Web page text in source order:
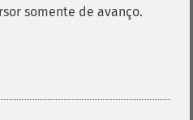
somente de avanço.